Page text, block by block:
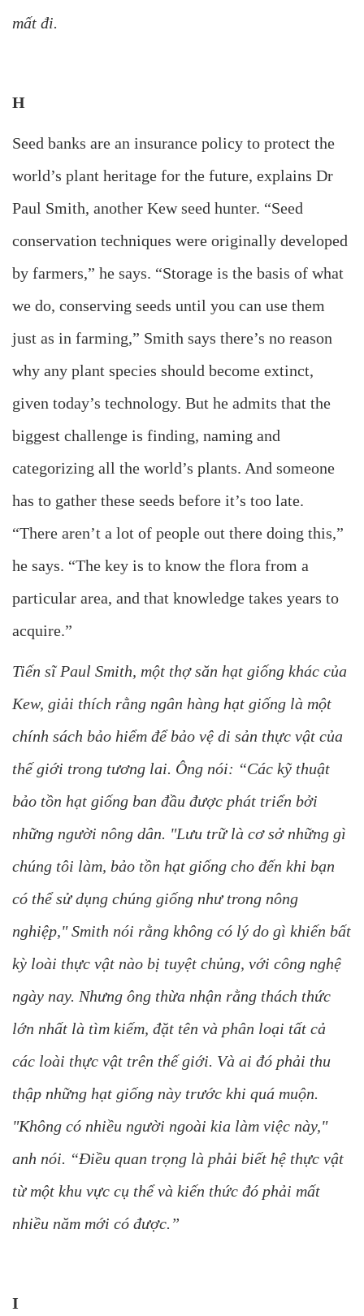
mất đi.
H
Seed banks are an insurance policy to protect the
world’s plant heritage for the future, explains Dr
Paul Smith, another Kew seed hunter. “Seed
conservation techniques were originally developed
by farmers,” he says. “Storage is the basis of what
we do, conserving seeds until you can use them
just as in farming,” Smith says there’s no reason
why any plant species should become extinct,
given today’s technology. But he admits that the
biggest challenge is finding, naming and
categorizing all the world’s plants. And someone
has to gather these seeds before it’s too late.
“There aren’t a lot of people out there doing this,”
he says. “The key is to know the flora from a
particular area, and that knowledge takes years to
acquire.”
Tiến sĩ Paul Smith, một thợ săn hạt giống khác của
Kew, giải thích rằng ngân hàng hạt giống là một
chính sách bảo hiểm để bảo vệ di sản thực vật của
thế giới trong tương lai. Ông nói: “Các kỹ thuật
bảo tồn hạt giống ban đầu được phát triển bởi
những người nông dân. "Lưu trữ là cơ sở những gì
chúng tôi làm, bảo tồn hạt giống cho đến khi bạn
có thể sử dụng chúng giống như trong nông
nghiệp," Smith nói rằng không có lý do gì khiến bất
kỳ loài thực vật nào bị tuyệt chủng, với công nghệ
ngày nay. Nhưng ông thừa nhận rằng thách thức
lớn nhất là tìm kiếm, đặt tên và phân loại tất cả
các loài thực vật trên thế giới. Và ai đó phải thu
thập những hạt giống này trước khi quá muộn.
"Không có nhiều người ngoài kia làm việc này,"
anh nói. “Điều quan trọng là phải biết hệ thực vật
từ một khu vực cụ thể và kiến ​​thức đó phải mất
nhiều năm mới có được.”
I